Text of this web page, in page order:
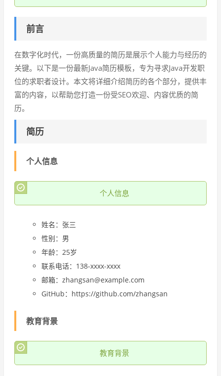
前言
在数字化时代，一份高质量的简历是展示个人能力与经历的
关键。以下是一份最新Java简历模板，专为寻求Java开发职
位的求职者设计。本文将详细介绍简历的各个部分，提供丰
富的内容，以帮助您打造一份受SEO欢迎、内容优质的简
历。
简历
个人信息
个人信息
姓名：张三
性别：男
年龄：25岁
联系电话：138-xxxx-xxxx
邮箱：zhangsan@example.com
GitHub：https://github.com/zhangsan
教育背景
教育背景